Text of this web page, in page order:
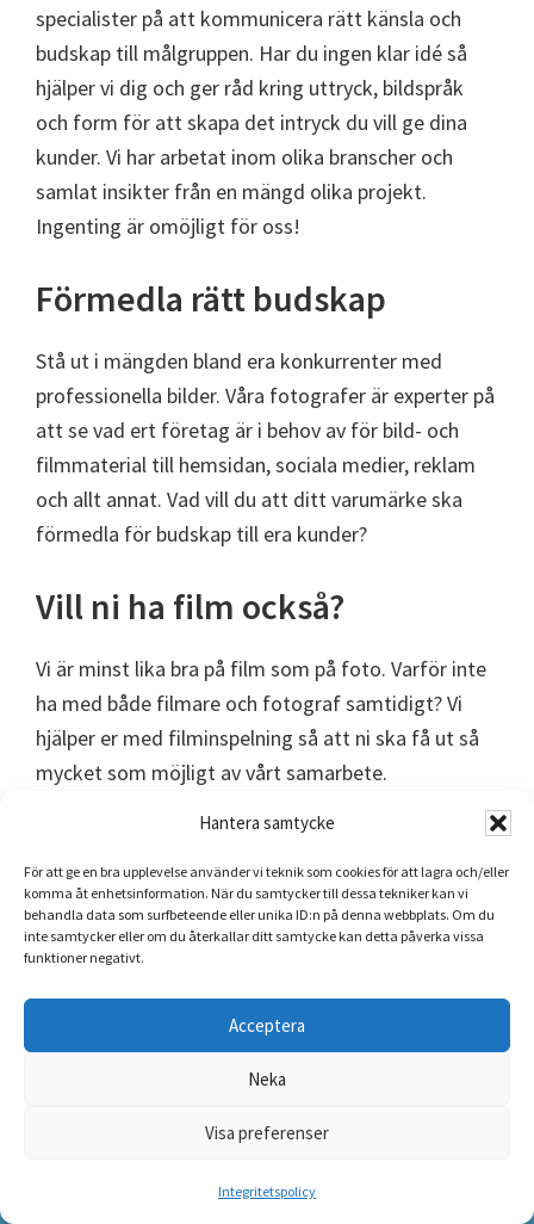
Hantera samtycke
För att ge en bra upplevelse använder vi teknik som cookies för att lagra och/eller
komma åt enhetsinformation. När du samtycker till dessa tekniker kan vi
behandla data som surfbeteende eller unika ID:n på denna webbplats. Om du
inte samtycker eller om du återkallar ditt samtycke kan detta påverka vissa
funktioner negativt.
Acceptera
Neka
Visa preferenser
Integritetspolicy
specialister på att kommunicera rätt känsla och
budskap till målgruppen. Har du ingen klar idé så
hjälper vi dig och ger råd kring uttryck, bildspråk
och form för att skapa det intryck du vill ge dina
kunder. Vi har arbetat inom olika branscher och
samlat insikter från en mängd olika projekt.
Ingenting är omöjligt för oss!
Förmedla rätt budskap
Stå ut i mängden bland era konkurrenter med
professionella bilder. Våra fotografer är experter på
att se vad ert företag är i behov av för bild- och
filmmaterial till hemsidan, sociala medier, reklam
och allt annat. Vad vill du att ditt varumärke ska
förmedla för budskap till era kunder?
Vill ni ha film också?
Vi är minst lika bra på film som på foto. Varför inte
ha med både filmare och fotograf samtidigt? Vi
hjälper er med filminspelning så att ni ska få ut så
mycket som möjligt av vårt samarbete.
Låter det bra?
Kontakta oss så pratar vi mer om hur vi gillar att
jobba samt hur vi kan hjälpa er med våra foto- och